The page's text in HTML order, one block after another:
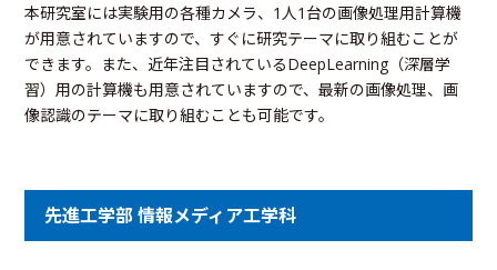
本研究室には実験用の各種カメラ、1人1台の画像処理用計算機
が用意されていますので、すぐに研究テーマに取り組むことが
できます。また、近年注目されているDeepLearning（深層学
習）用の計算機も用意されていますので、最新の画像処理、画
像認識のテーマに取り組むことも可能です。
先進工学部 情報メディア工学科